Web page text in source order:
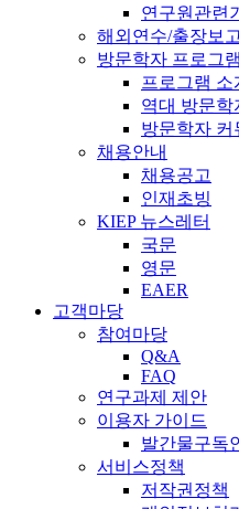
연구원관련
해외연수/출장보고
방문학자 프로그램
프로그램 소
역대 방문학
방문학자 커
채용안내
채용공고
인재초빙
KIEP 뉴스레터
국문
영문
EAER
고객마당
참여마당
Q&A
FAQ
연구과제 제안
이용자 가이드
발간물구독
서비스정책
저작권정책